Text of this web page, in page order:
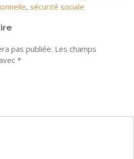
, sécurité sociale
pas publiée. Les champs
*